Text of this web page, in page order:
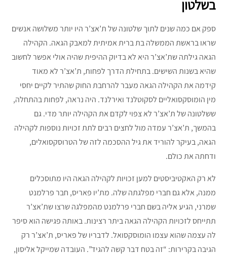
בשלטון
ספק אם כמה שנים לתוך שלטונה של ת’אצ’ר היו יותר משלושה אנשים
שראו בראשת הממשלה בת ברית אמיתית למאבק הגאה. הקהילה
הגאה גילתה שת’אצ’ר היא לא בדיוק ההיפית שהיה אולי אפשר לחשוב
שהיא בשנות השישים. בתחילת הדרך לפחות, ת’אצ’ר לא מאוד
קידמה את הקהילה הגאה מעבר להרחבת החוק שהתיר לקיים יחסי
מין הומוסקסואליים לסקוטלנד ואירלנד. היה נראה, לפחות בהתחלה,
ששלטונה של ת’אצ’ר לא צפוי לקדם את הקהילה יותר מדי. גם
בהמשך, ת’אצ’ר עמדה מול לחצים רבים לתת זכויות נוספות לקהילה
הגאה, בעיקר להוריד את גיל ההסכמה לזה של הטרוסקסואלים,
ודחתה את כולם.
לא רק האקטיביסטים למען זכויות לקהילה הגאה היו מתוסכלים
ממנה, אלא גם חברי מפלגתה שלה. מת’יו פאריס, חבר פרלמנט
שמרני, הגיע אליה בשם חברי פרלמנט מהמפלגה שרצו שת’אצ’ר
תתייחס לזכויות הקהילה הגאה ביתר רצינות. באותה פגישה הוא סיפר
לה עצמה שהוא עצמו הומוסקסואל. לדבריו של פאריס, ת’אצ’ר רק
הגיבה בקרירות: “זה בטח דבר קשה להגיד”. העובדה שמייקל אליסון,